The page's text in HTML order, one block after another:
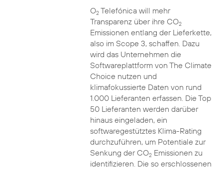
O2Telefónica will mehr
Transparenz über ihre CO2
Emissionen entlang der Lieferkette,
also im Scope 3, schaffen. Dazu
wird das Unternehmen die
Softwareplattform von The Climate
Choice nutzen und
klimafokussierte Daten von rund
1.000 Lieferanten erfassen. Die Top
50 Lieferanten werden darüber
hinaus eingeladen, ein
softwaregestütztes Klima-Rating
durchzuführen, um Potentiale zur
Senkung der CO2Emissionen zu
identifizieren. Die so erschlossenen